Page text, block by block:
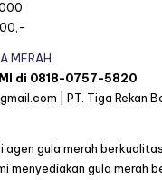
MERAH
di 0818-0757-5820
| PT. Tiga Rekan
agen gula merah
menyediakan gula merah